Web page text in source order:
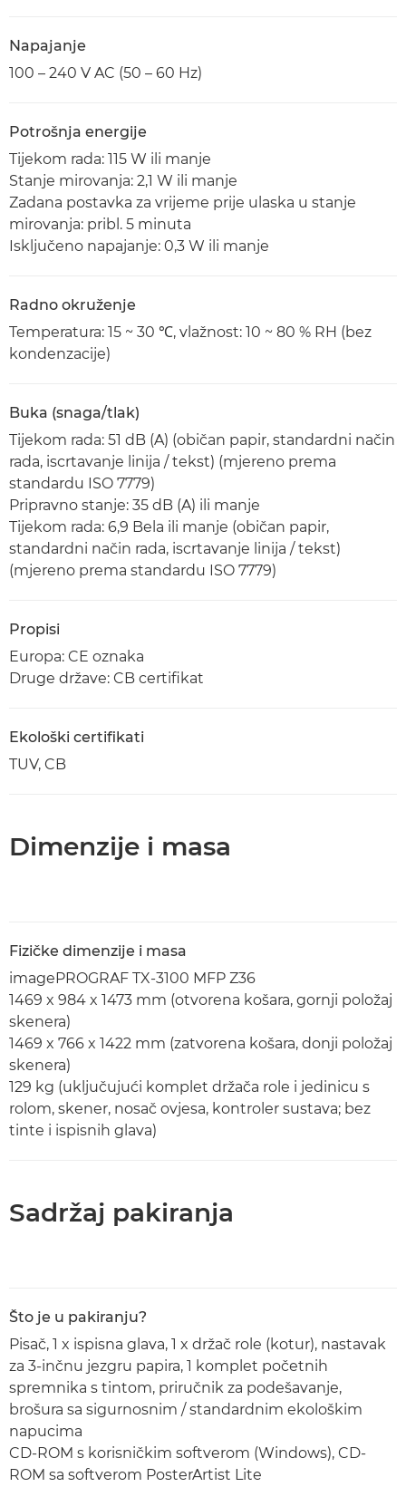
Napajanje
100 – 240 V AC (50 – 60 Hz)
Potrošnja energije
Tijekom rada: 115 W ili manje
Stanje mirovanja: 2,1 W ili manje
Zadana postavka za vrijeme prije ulaska u stanje
mirovanja: pribl. 5 minuta
Isključeno napajanje: 0,3 W ili manje
Radno okruženje
Temperatura: 15 ~ 30 ℃, vlažnost: 10 ~ 80 % RH (bez
kondenzacije)
Buka (snaga/tlak)
Tijekom rada: 51 dB (A) (običan papir, standardni način
rada, iscrtavanje linija / tekst) (mjereno prema
standardu ISO 7779)
Pripravno stanje: 35 dB (A) ili manje
Tijekom rada: 6,9 Bela ili manje (običan papir,
standardni način rada, iscrtavanje linija / tekst)
(mjereno prema standardu ISO 7779)
Propisi
Europa: CE oznaka
Druge države: CB certifikat
Ekološki certifikati
TUV, CB
Dimenzije i masa
Fizičke dimenzije i masa
imagePROGRAF TX-3100 MFP Z36
1469 x 984 x 1473 mm (otvorena košara, gornji položaj
skenera)
1469 x 766 x 1422 mm (zatvorena košara, donji položaj
skenera)
129 kg (uključujući komplet držača role i jedinicu s
rolom, skener, nosač ovjesa, kontroler sustava; bez
tinte i ispisnih glava)
Sadržaj pakiranja
Što je u pakiranju?
Pisač, 1 x ispisna glava, 1 x držač role (kotur), nastavak
za 3-inčnu jezgru papira, 1 komplet početnih
spremnika s tintom, priručnik za podešavanje,
brošura sa sigurnosnim / standardnim ekološkim
napucima
CD-ROM s korisničkim softverom (Windows), CD-
ROM sa softverom PosterArtist Lite